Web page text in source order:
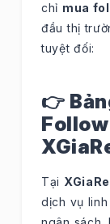
chỉ mua
đầu thị
tuyệt đối:
👉
Tại
dịch vụ